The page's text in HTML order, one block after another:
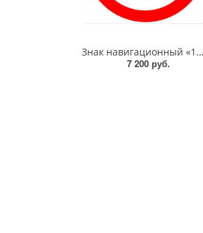
Знак навигационный «1.1
7 200 руб.